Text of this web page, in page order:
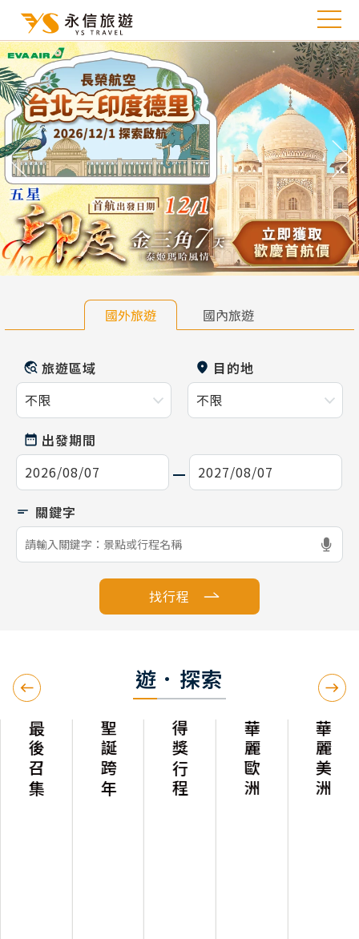
往前 往
國外旅遊 國內旅遊
旅遊區域 目的地
出發期間
找行程
遊．探索
最後召集 聖誕跨年 得獎行程 華麗歐洲 華麗美洲